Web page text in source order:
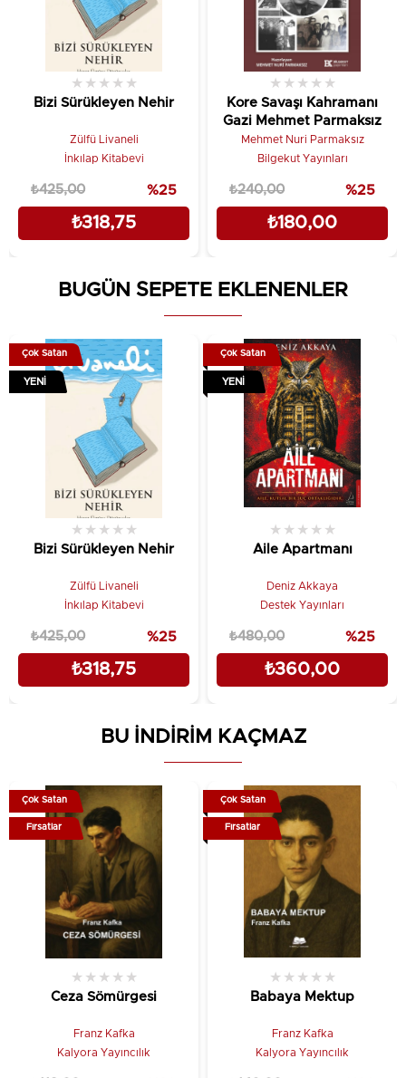
Bizi Sürükleyen Nehir
★ ★ ★ ★ ★
Zülfü Livaneli
İnkılap Kitabevi
₺318,75
₺425,00 %25
Kore Savaşı Kahramanı
Gazi Mehmet Parmaksız
★ ★ ★ ★ ★
Mehmet Nuri Parmaksız
Bilgekut Yayınları
₺180,00
₺240,00 %25
BUGÜN SEPETE EKLENENLER
Bizi Sürükleyen Nehir
★ ★ ★ ★ ★
Zülfü Livaneli
İnkılap Kitabevi
₺318,75
₺425,00 %25
Çok Satan
YENI
Aile Apartmanı
★ ★ ★ ★ ★
Deniz Akkaya
Destek Yayınları
₺360,00
₺480,00 %25
Çok Satan
YENI
BU İNDİRİM KAÇMAZ
Ceza Sömürgesi
★ ★ ★ ★ ★
Franz Kafka
Kalyora Yayıncılık
Çok Satan
Fırsatlar
Babaya Mektup
★ ★ ★ ★ ★
Franz Kafka
Kalyora Yayıncılık
Çok Satan
Fırsatlar